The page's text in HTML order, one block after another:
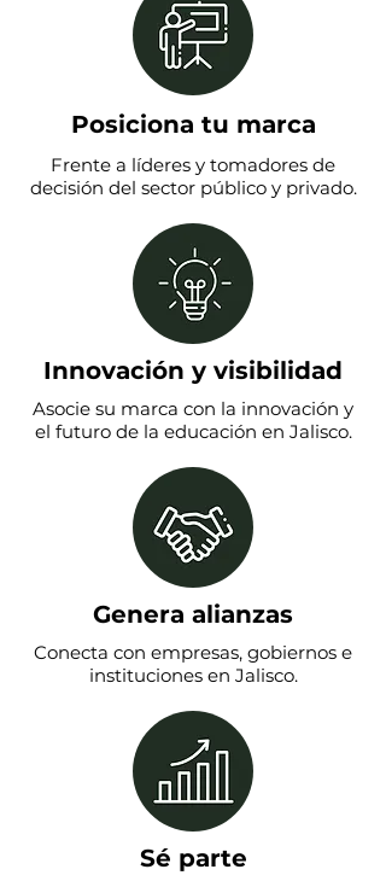
Posiciona tu marca
Frente a líderes y tomadores de
decisión del sector público y privado.
Innovación y visibilidad
Asocie su marca con la innovación y
el futuro de la educación en Jalisco.
Genera alianzas
Conecta con empresas, gobiernos e
instituciones en Jalisco.
Sé parte